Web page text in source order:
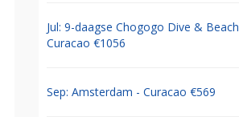
Jul: 9-daagse Chogogo Dive & Beach
Curacao €1056
Sep: Amsterdam - Curacao €569